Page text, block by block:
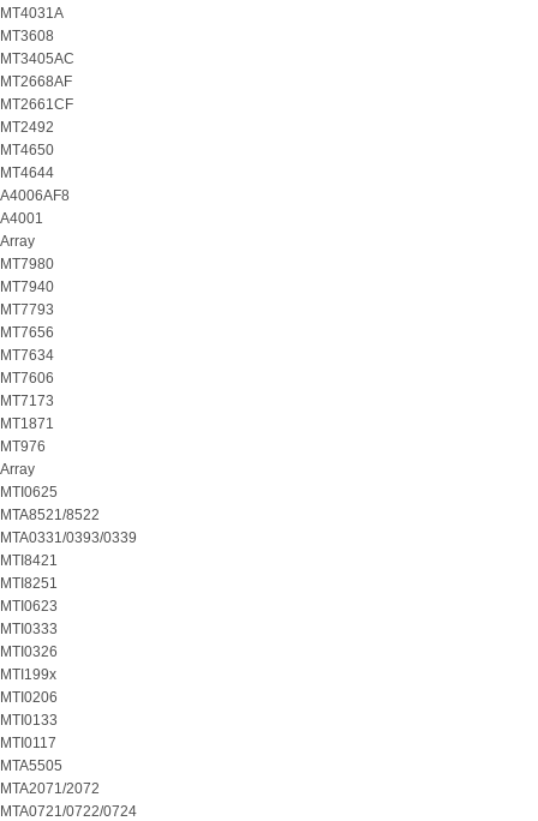
MT4031A
MT3608
MT3405AC
MT2668AF
MT2661CF
MT2492
MT4650
MT4644
A4006AF8
A4001
Array
MT7980
MT7940
MT7793
MT7656
MT7634
MT7606
MT7173
MT1871
MT976
Array
MTI0625
MTA8521/8522
MTA0331/0393/0339
MTI8421
MTI8251
MTI0623
MTI0333
MTI0326
MTI199x
MTI0206
MTI0133
MTI0117
MTA5505
MTA2071/2072
MTA0721/0722/0724